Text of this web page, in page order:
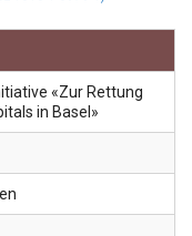
«Zur Rettung
in Basel»